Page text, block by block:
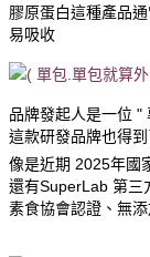
膠原蛋白這種產品
易吸收
( 單包.單包就算
品牌發起人是一位 "
這款研發品牌也得
像是近期 2025年國
還有SuperLab 第三
素食協會認證、無